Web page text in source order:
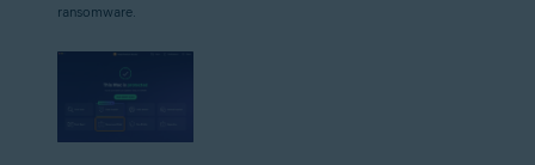
ransomware.